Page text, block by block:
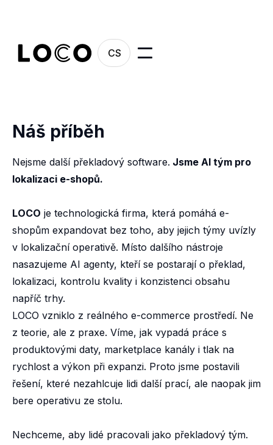
CS
Náš příběh
Nejsme další překladový software. Jsme AI tým pro
lokalizaci e-shopů.
LOCO je technologická firma, která pomáhá e-
shopům expandovat bez toho, aby jejich týmy uvízly
v lokalizační operativě. Místo dalšího nástroje
nasazujeme AI agenty, kteří se postarají o překlad,
lokalizaci, kontrolu kvality i konzistenci obsahu
napříč trhy.
LOCO vzniklo z reálného e-commerce prostředí. Ne
z teorie, ale z praxe. Víme, jak vypadá práce s
produktovými daty, marketplace kanály i tlak na
rychlost a výkon při expanzi. Proto jsme postavili
řešení, které nezahlcuje lidi další prací, ale naopak jim
bere operativu ze stolu.
Nechceme, aby lidé pracovali jako překladový tým.